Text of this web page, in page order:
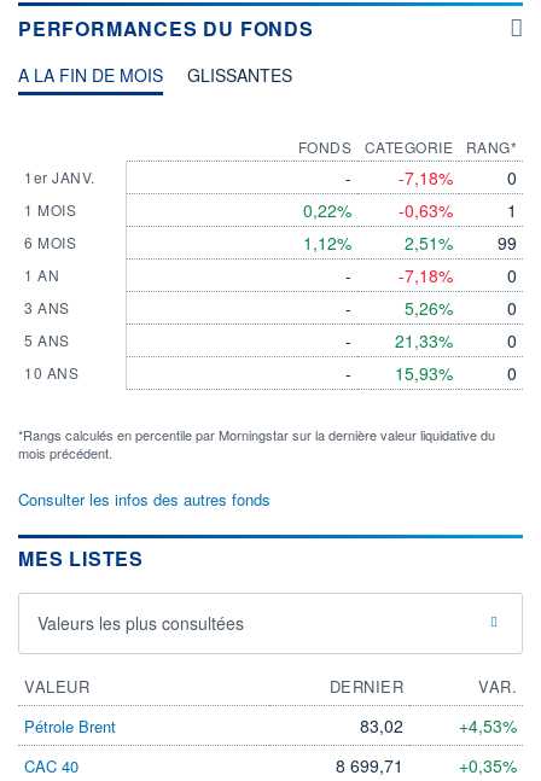
PERFORMANCES DU FONDS
A LA FIN DE MOIS GLISSANTES
1er JANV.
1 MOIS
6 MOIS
1 AN
3 ANS
5 ANS
10 ANS
FONDS
-
0,22%
1,12%
-
-
-
-
CATEGORIE
-7,18%
-0,63%
2,51%
-7,18%
5,26%
21,33%
15,93%
RANG*
0
1
99
0
0
0
0
*Rangs calculés en percentile par Morningstar sur la dernière valeur liquidative du
mois précédent.
Consulter les infos des autres fonds
MES LISTES
Valeurs les plus consultées
VALEUR DERNIER
VAR.
Pétrole Brent
83,02 +4,53%
CAC 40 8 699,71 +0,35%